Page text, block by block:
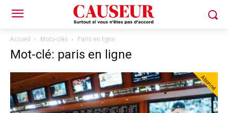
Accueil Mots-clés Paris en ligne
Mot-clé: paris en ligne
Abonné